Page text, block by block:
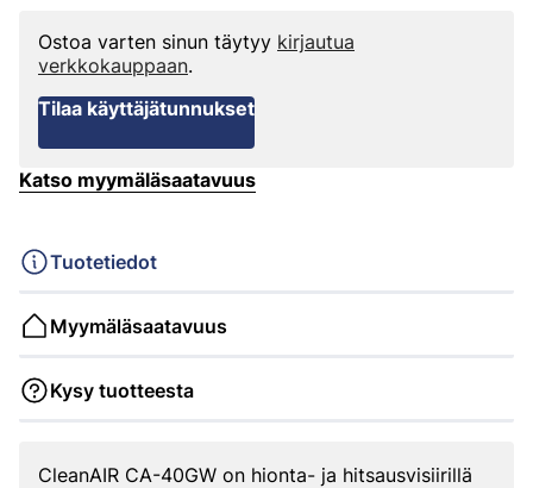
Ostoa varten sinun täytyy kirjautua
verkkokauppaan.
Tilaa käyttäjätunnukset
Katso myymäläsaatavuus
Tuotetiedot
Myymäläsaatavuus
Kysy tuotteesta
CleanAIR CA-40GW on hionta- ja hitsausvisiirillä